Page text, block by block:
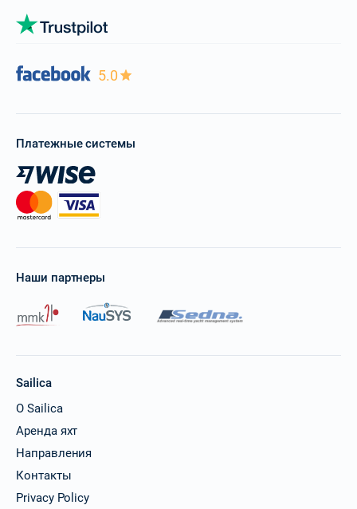
5.0
Платежные системы
Наши партнеры
Sailica
О Sailica
Аренда яхт
Направления
Контакты
Privacy Policy